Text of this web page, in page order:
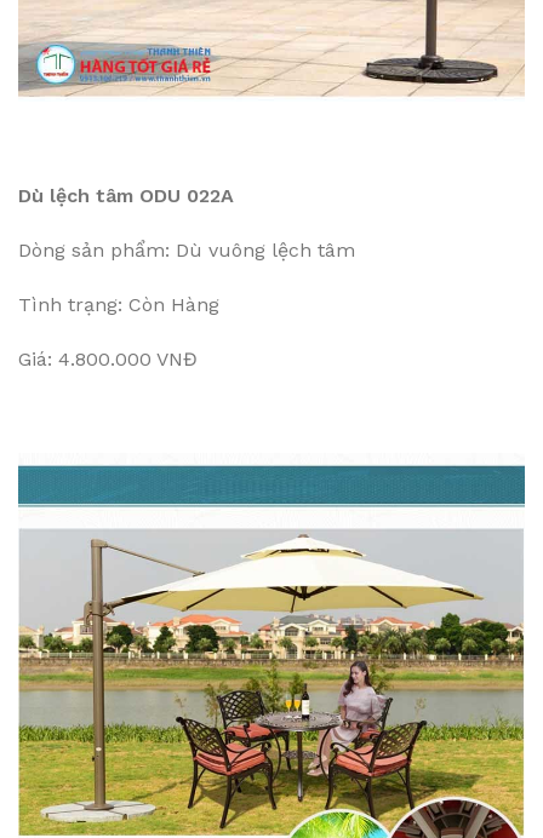
Dù lệch tâm ODU 022A
Dòng sản phẩm: Dù vuông lệch tâm
Tình trạng: Còn Hàng
Giá: 4.800.000 VNĐ